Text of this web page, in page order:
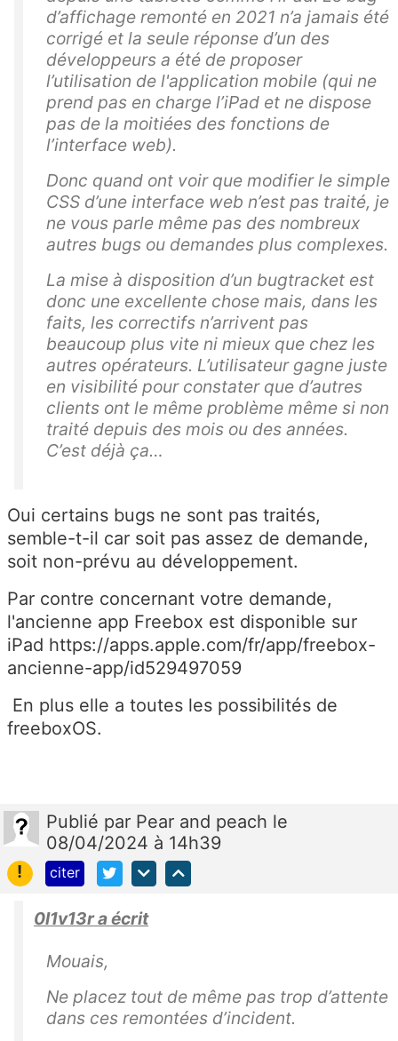
d’affichage remonté en 2021 n’a jamais été
corrigé et la seule réponse d’un des
développeurs a été de proposer
l’utilisation de l'application mobile (qui ne
prend pas en charge l’iPad et ne dispose
pas de la moitiées des fonctions de
l’interface web).
Donc quand ont voir que modifier le simple
CSS d’une interface web n’est pas traité, je
ne vous parle même pas des nombreux
autres bugs ou demandes plus complexes.
La mise à disposition d’un bugtracket est
donc une excellente chose mais, dans les
faits, les correctifs n’arrivent pas
beaucoup plus vite ni mieux que chez les
autres opérateurs. L’utilisateur gagne juste
en visibilité pour constater que d’autres
clients ont le même problème même si non
traité depuis des mois ou des années.
C’est déjà ça…
Oui certains bugs ne sont pas traités,
semble-t-il car soit pas assez de demande,
soit non-prévu au développement.
Par contre concernant votre demande,
l'ancienne app Freebox est disponible sur
iPad https://apps.apple.com/fr/app/freebox-
ancienne-app/id529497059
En plus elle a toutes les possibilités de
freeboxOS.
Publié par Pear and peach le
08/04/2024 à 14h39
!
citer
0l1v13r a écrit
Mouais,
Ne placez tout de même pas trop d’attente
dans ces remontées d’incident.